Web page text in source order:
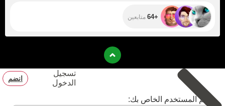
+64 متابعين
تسجيل
الدخول
انضم
اسم المستخدم الخاص بك: